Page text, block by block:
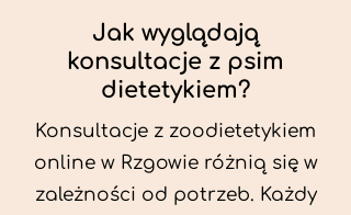
Jak wyglądają
konsultacje z psim
dietetykiem?
Konsultacje z zoodietetykiem
online w Rzgowie różnią się w
zależności od potrzeb. Każdy